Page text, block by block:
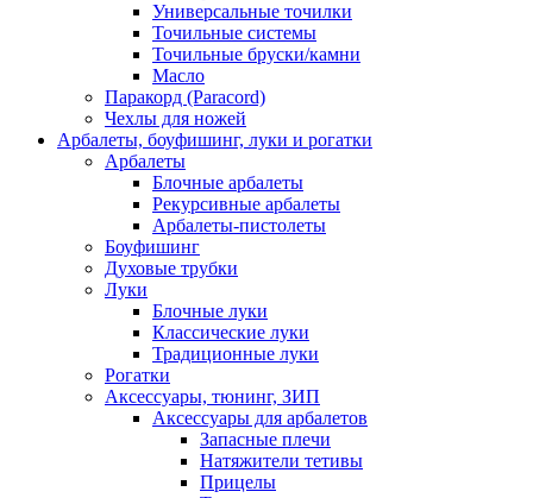
Универсальные точилки
Точильные системы
Точильные бруски/камни
Масло
Паракорд (Paracord)
Чехлы для ножей
Арбалеты, боуфишинг, луки и рогатки
Арбалеты
Блочные арбалеты
Рекурсивные арбалеты
Арбалеты-пистолеты
Боуфишинг
Духовые трубки
Луки
Блочные луки
Классические луки
Традиционные луки
Рогатки
Аксессуары, тюнинг, ЗИП
Аксессуары для арбалетов
Запасные плечи
Натяжители тетивы
Прицелы